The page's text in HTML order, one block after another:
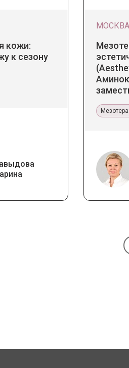
кожи:
к сезону
МОСКВА